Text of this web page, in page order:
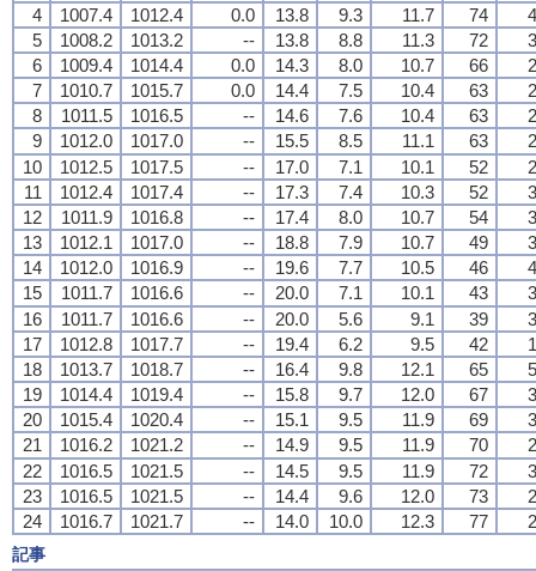
4
1007.4 1012.4 0.0 13.8 9.3 11.7 74
5
1008.2 1013.2 -- 13.8 8.8 11.3 72
6
1009.4 1014.4 0.0 14.3 8.0 10.7 66
7
1010.7 1015.7 0.0 14.4 7.5 10.4 63
8
1011.5 1016.5 -- 14.6 7.6 10.4 63
9
1012.0 1017.0 -- 15.5 8.5 11.1 63
10
1012.5 1017.5 -- 17.0 7.1 10.1 52
11
1012.4 1017.4 -- 17.3 7.4 10.3 52
12
1011.9 1016.8 -- 17.4 8.0 10.7 54
13
1012.1 1017.0 -- 18.8 7.9 10.7 49
14
1012.0 1016.9 -- 19.6 7.7 10.5 46
15
1011.7 1016.6 -- 20.0 7.1 10.1 43
16
1011.7 1016.6 -- 20.0 5.6 9.1 39
17
1012.8 1017.7 -- 19.4 6.2 9.5 42
18
1013.7 1018.7 -- 16.4 9.8 12.1 65
19
1014.4 1019.4 -- 15.8 9.7 12.0 67
20
1015.4 1020.4 -- 15.1 9.5 11.9 69
21
1016.2 1021.2 -- 14.9 9.5 11.9 70
22
1016.5 1021.5 -- 14.5 9.5 11.9 72
23
1016.5 1021.5 -- 14.4 9.6 12.0 73
24
1016.7 1021.7 -- 14.0 10.0 12.3 77
記事